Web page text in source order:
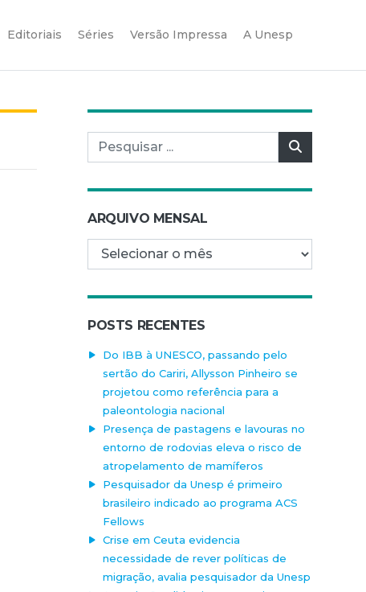
Editoriais Séries Versão Impressa A Unesp
Pesquisar por:
ARQUIVO MENSAL
Arquivo mensal
POSTS RECENTES
Do IBB à UNESCO, passando pelo
sertão do Cariri, Allysson Pinheiro se
projetou como referência para a
paleontologia nacional
Presença de pastagens e lavouras no
entorno de rodovias eleva o risco de
atropelamento de mamíferos
Pesquisador da Unesp é primeiro
brasileiro indicado ao programa ACS
Fellows
Crise em Ceuta evidencia
necessidade de rever políticas de
migração, avalia pesquisador da Unesp